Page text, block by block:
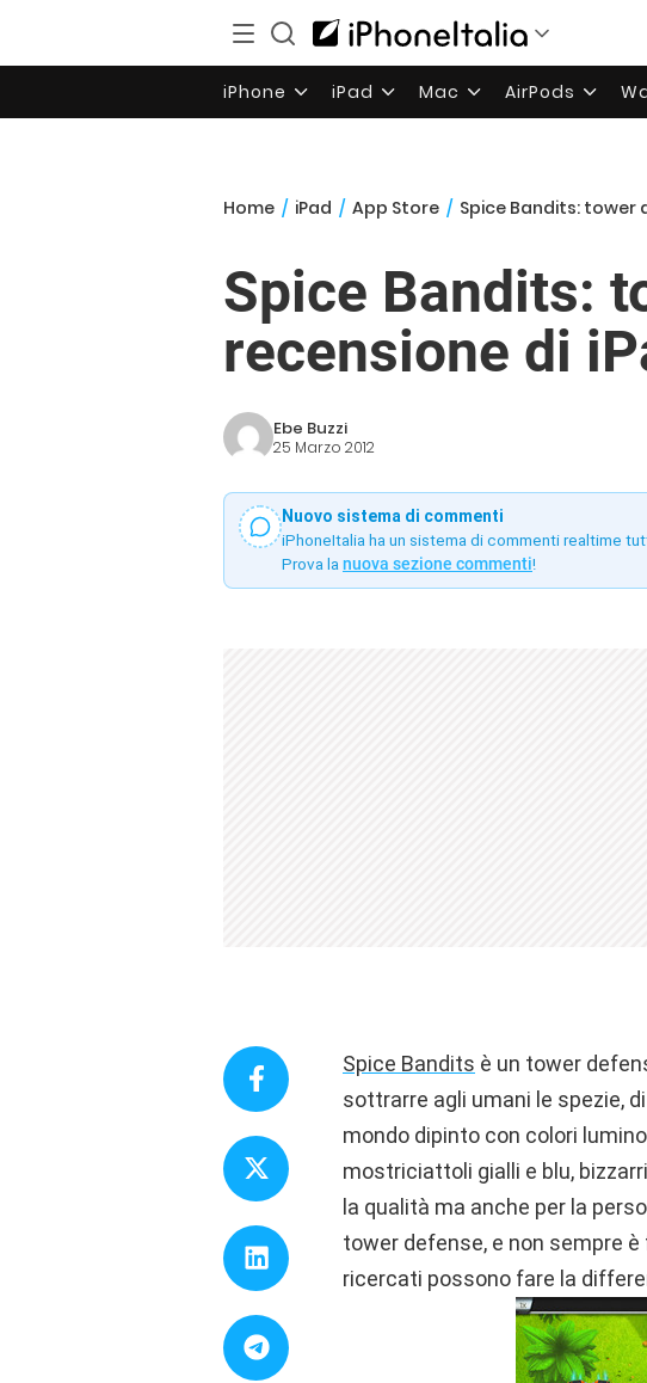
iPhone iPad Mac AirPods
Home / iPad / App Store / Spice Bandits: tower
Spice Bandits:
recensione di
Ebe Buzzi
25 Marzo 2012
Nuovo sistema di commenti
iPhoneItalia ha un sistema di commenti realtime
Prova la nuova sezione commenti!
Spice Bandits è un tower
sottrarre agli umani le spezie,
mondo dipinto con colori
mostriciattoli gialli e blu,
la qualità ma anche per la
tower defense, e non sempre è
ricercati possono fare la